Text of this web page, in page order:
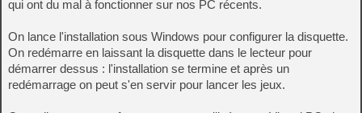
qui ont du mal à fonctionner sur nos PC récents.
On lance l'installation sous Windows pour configurer la disquette.
On redémarre en laissant la disquette dans le lecteur pour
démarrer dessus : l'installation se termine et après un
redémarrage on peut s'en servir pour lancer les jeux.